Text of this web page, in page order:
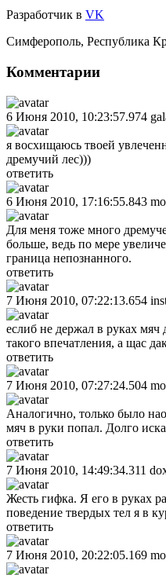
Разработчик в VK
Симферополь, Республика
Комментарии
6 Июня 2010, 10:23:57.974
я восхищаюсь твоей
дремучий лес)))
ответить
6 Июня 2010, 17:16:55.843
Для меня тоже много
больше, ведь по мере
граница непознанного.
ответить
7 Июня 2010, 07:22:13.654
еслиб не держал в руках мяч
такого впечатления, а щас
ответить
7 Июня 2010, 07:27:24.504
Аналогично, только было
мяч в руки попал. Долго
ответить
7 Июня 2010, 14:49:34.311
Жесть гифка. Я его в руках
поведение твердых тел я в
ответить
7 Июня 2010, 20:22:05.169